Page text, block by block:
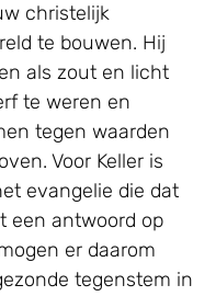
christelijk
te bouwen. Hij
als zout en licht
te weren en
tegen waarden
Voor Keller is
evangelie die dat
een antwoord op
er daarom
tegenstem in